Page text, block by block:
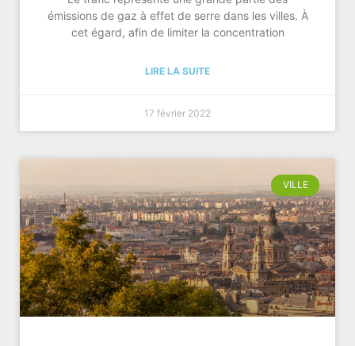
émissions de gaz à effet de serre dans les villes. À
cet égard, afin de limiter la concentration
LIRE LA SUITE
17 février 2022
VILLE